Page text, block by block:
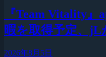
『Team Vitality
暇を取得予定、
2026年8月5日